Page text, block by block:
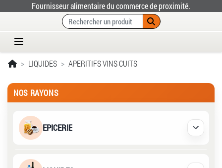
Fournisseur alimentaire du commerce de proximité.
LIQUIDES APERITIFS VINS CUITS
NOS RAYONS
EPICERIE Déplier